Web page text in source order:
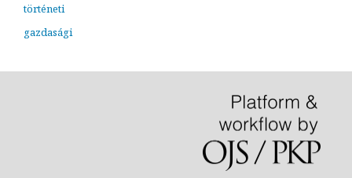
történeti
gazdasági